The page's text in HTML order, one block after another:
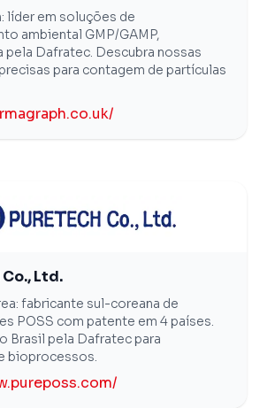
líder em soluções de
ambiental GMP/GAMP,
pela Dafratec. Descubra nossas
para contagem de partículas
Co., Ltd.
fabricante sul-coreana de
POSS com patente em 4 países.
Brasil pela Dafratec para
bioprocessos.